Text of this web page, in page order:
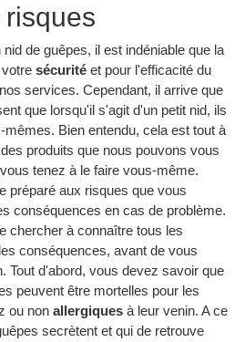
de guêpes, il est indéniable que la
sécurité et pour l'efficacité du
services. Cependant, il arrive que
que lorsqu'il s'agit d'un petit nid, ils
Bien entendu, cela est tout à
produits que nous pouvons vous
tenez à le faire vous-même.
préparé aux risques que vous
conséquences en cas de problème.
chercher à connaître tous les
conséquences, avant de vous
Tout d'abord, vous devez savoir que
peuvent être mortelles pour les
ou non allergiques à leur venin. A ce
secrètent et qui de retrouve